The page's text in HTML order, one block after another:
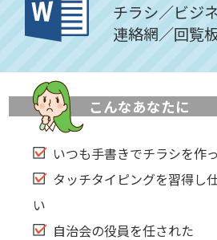
チラシ／ビジ
連絡網／回覧
こんなあなたに
いつも手書きでチラシを作
タッチタイピングを習得し
い
自治会の役員を任された